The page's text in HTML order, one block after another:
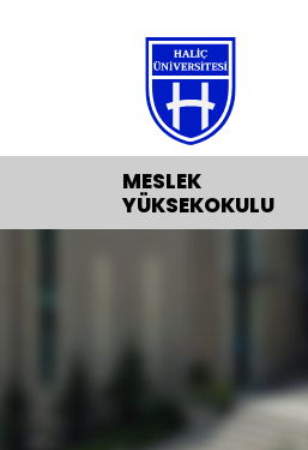
MESLEK
YÜKSEKOKULU